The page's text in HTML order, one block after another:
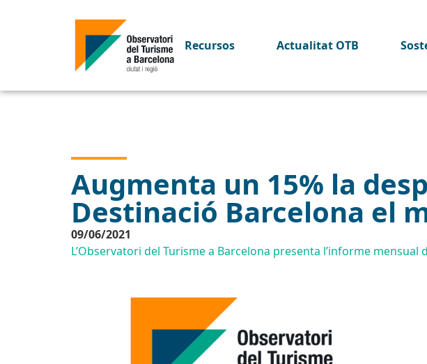
Recursos Actualitat OTB
Augmenta un 15% la
Destinació Barcelona el
09/06/2021
L’Observatori del Turisme a Barcelona presenta l’informe